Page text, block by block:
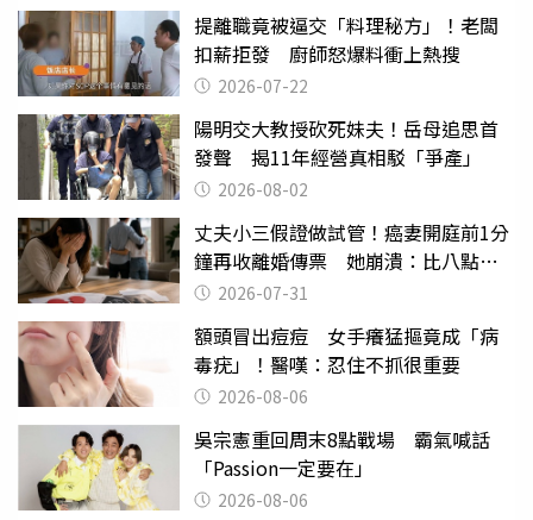
提離職竟被逼交「料理秘方」！老闆
扣薪拒發 廚師怒爆料衝上熱搜
2026-07-22
陽明交大教授砍死妹夫！岳母追思首
發聲 揭11年經營真相駁「爭產」
2026-08-02
丈夫小三假證做試管！癌妻開庭前1分
鐘再收離婚傳票 她崩潰：比八點檔
還扯2026-07-31
額頭冒出痘痘 女手癢猛摳竟成「病
毒疣」！醫嘆：忍住不抓很重要
2026-08-06
吳宗憲重回周末8點戰場 霸氣喊話
「Passion一定要在」
2026-08-06